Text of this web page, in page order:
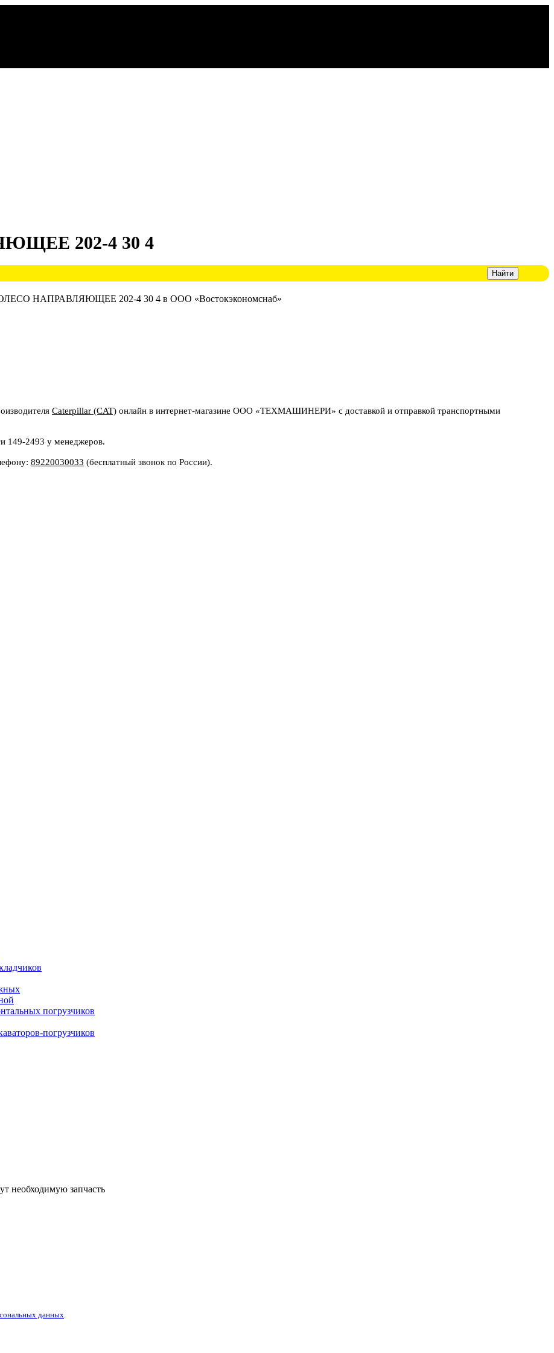
202-4 30 4
Caterpillar (CAT) онлайн в интернет-магазине ООО «ТЕХМАШИНЕРИ» с доставкой и отправкой транспортными
149-2493 у менеджеров.
89220030033 (бесплатный звонок по России).
погрузчиков
погрузчиков
необходимую запчасть
данных.